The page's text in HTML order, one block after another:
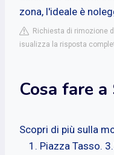
zona, l'ideale è
Richiesta di rimozione
isualizza la risposta
Cosa fare
Scopri di più sulla
Piazza Tasso.